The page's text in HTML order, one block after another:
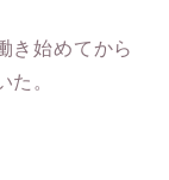
き始めてから
た。